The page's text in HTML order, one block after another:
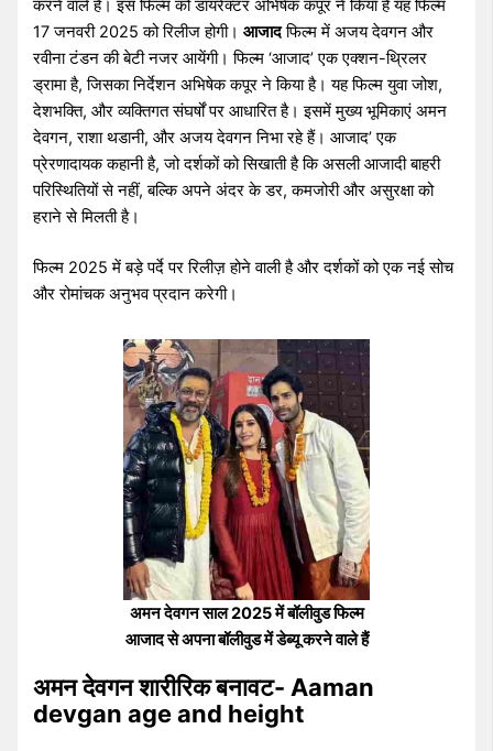
करने वाले हैं। इस फिल्म को डायरेक्टर अभिषेक कपूर ने किया है यह फिल्म
17 जनवरी 2025 को रिलीज होगी।आजादफिल्म में अजय देवगन और
रवीना टंडन की बेटी नजर आयेंगी। फिल्म ‘आजाद’ एक एक्शन-थ्रिलर
ड्रामा है, जिसका निर्देशन अभिषेक कपूर ने किया है। यह फिल्म युवा जोश,
देशभक्ति, और व्यक्तिगत संघर्षों पर आधारित है। इसमें मुख्य भूमिकाएं अमन
देवगन, राशा थडानी, और अजय देवगन निभा रहे हैं। आजाद’ एक
प्रेरणादायक कहानी है, जो दर्शकों को सिखाती है कि असली आजादी बाहरी
परिस्थितियों से नहीं, बल्कि अपने अंदर के डर, कमजोरी और असुरक्षा को
हराने से मिलती है।
फिल्म 2025 में बड़े पर्दे पर रिलीज़ होने वाली है और दर्शकों को एक नई सोच
और रोमांचक अनुभव प्रदान करेगी।
अमन देवगन साल 2025 में बॉलीवुड फिल्म
आजाद से अपना बॉलीवुड में डेब्यू करने वाले हैं
अमन देवगन शारीरिक बनावट- Aaman
devgan age and height